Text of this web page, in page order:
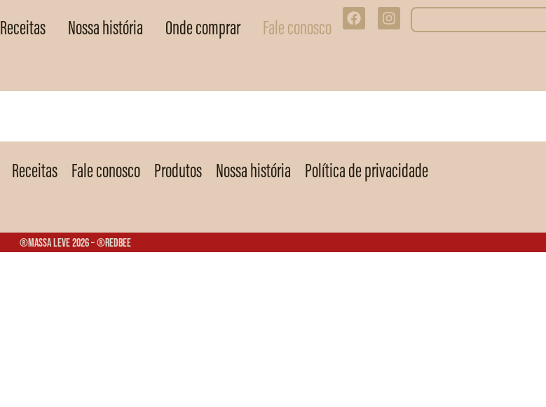
Receitas Nossa história Onde comprar Fale conosco
Receitas Fale conosco Produtos Nossa história Política de privacidade
®Massa Leve 2026 – ®Redbee